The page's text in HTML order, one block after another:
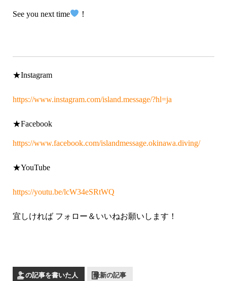
See you next time ！
★Instagram
https://www.instagram.com/island.message/?hl=ja
★Facebook
https://www.facebook.com/islandmessage.okinawa.diving/
★YouTube
https://youtu.be/lcW34eSRtWQ
宜しければ フォロー＆いいねお願いします！
この記事を書いた人 最新の記事